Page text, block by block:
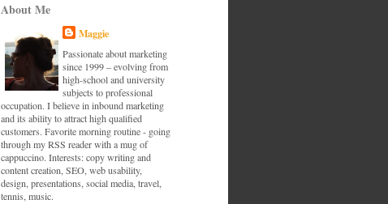
About Me
Maggie
Passionate about marketing
since 1999 – evolving from
high-school and university
subjects to professional
occupation. I believe in inbound marketing
and its ability to attract high qualified
customers. Favorite morning routine - going
through my RSS reader with a mug of
cappuccino. Interests: copy writing and
content creation, SEO, web usability,
design, presentations, social media, travel,
tennis, music.